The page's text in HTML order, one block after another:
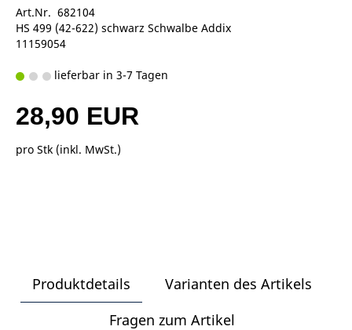
Art.Nr. 682104
HS 499 (42-622) schwarz Schwalbe Addix
11159054
lieferbar in 3-7 Tagen
28,90 EUR
pro Stk (inkl. MwSt.)
Produktdetails
Varianten des Artikels
Fragen zum Artikel